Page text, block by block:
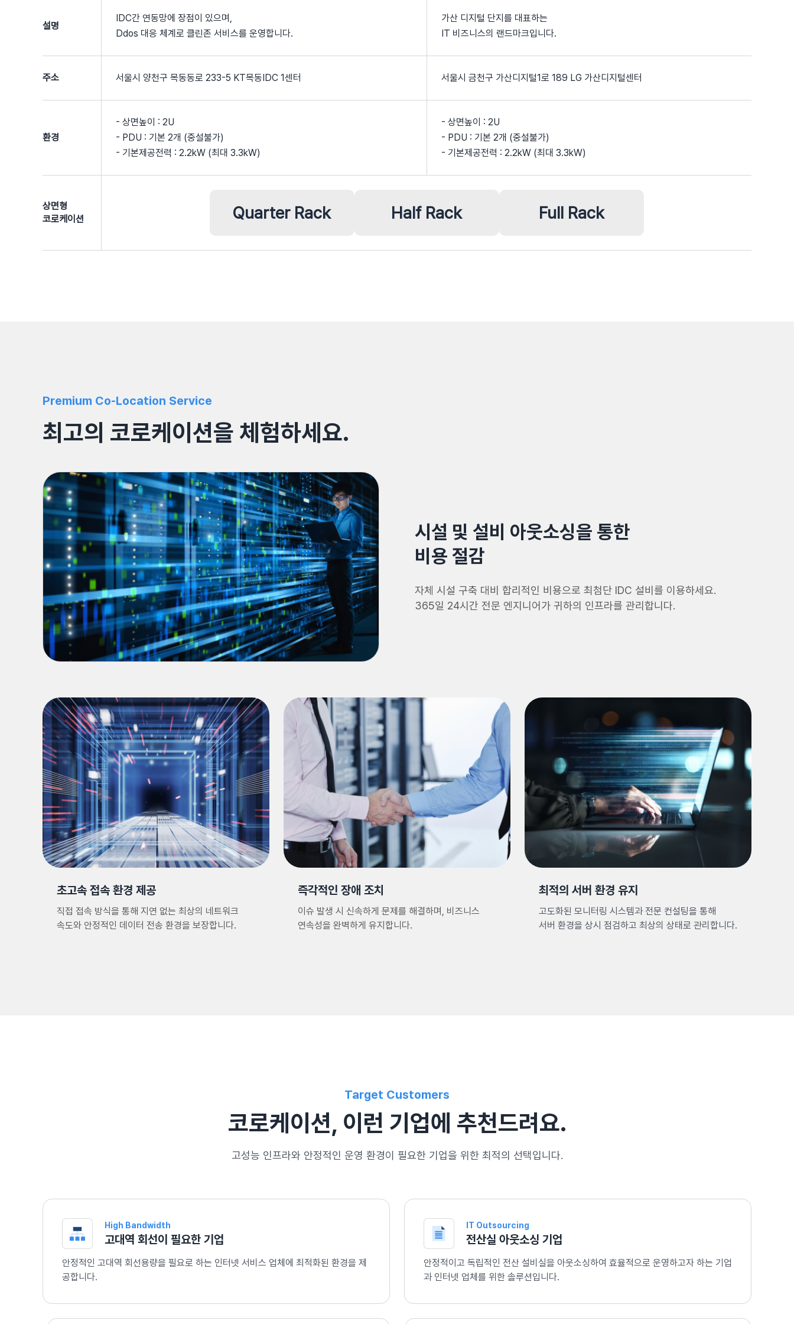
설명
IDC간 연동망에 장점이 있으며,
Ddos 대응 체계로 클린존 서비스를 운영합니다.
가산 디지털 단지를 대표하는
IT 비즈니스의 랜드마크입니다.
주소 서울시 양천구 목동동로 233-5 KT목동IDC 1센터 서울시 금천구 가산디지털1로 189 LG 가산디지털센터
환경
- 상면높이 : 2U
- PDU : 기본 2개 (중설불가)
- 기본제공전력 : 2.2kW (최대 3.3kW)
- 상면높이 : 2U
- PDU : 기본 2개 (중설불가)
- 기본제공전력 : 2.2kW (최대 3.3kW)
상면형
코로케이션
Quarter Rack Half Rack Full Rack
Premium Co-Location Service
최고의 코로케이션을 체험하세요.
시설 및 설비 아웃소싱을 통한
비용 절감
자체 시설 구축 대비 합리적인 비용으로 최첨단 IDC 설비를 이용하세요.
365일 24시간 전문 엔지니어가 귀하의 인프라를 관리합니다.
초고속 접속 환경 제공
직접 접속 방식을 통해 지연 없는 최상의 네트워크
속도와 안정적인 데이터 전송 환경을 보장합니다.
즉각적인 장애 조치
이슈 발생 시 신속하게 문제를 해결하며, 비즈니스
연속성을 완벽하게 유지합니다.
최적의 서버 환경 유지
고도화된 모니터링 시스템과 전문 컨설팅을 통해
서버 환경을 상시 점검하고 최상의 상태로 관리합니다.
Target Customers
코로케이션, 이런 기업에 추천드려요.
고성능 인프라와 안정적인 운영 환경이 필요한 기업을 위한 최적의 선택입니다.
High Bandwidth
고대역 회선이 필요한 기업
안정적인 고대역 회선용량을 필요로 하는 인터넷 서비스 업체에 최적화된 환경을 제
공합니다.
IT Outsourcing
전산실 아웃소싱 기업
안정적이고 독립적인 전산 설비실을 아웃소싱하여 효율적으로 운영하고자 하는 기업
과 인터넷 업체를 위한 솔루션입니다.